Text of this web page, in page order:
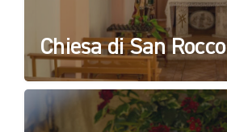
Chiesa di San Rocco